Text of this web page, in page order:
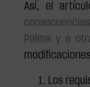
Así, el
Palma y a
Los